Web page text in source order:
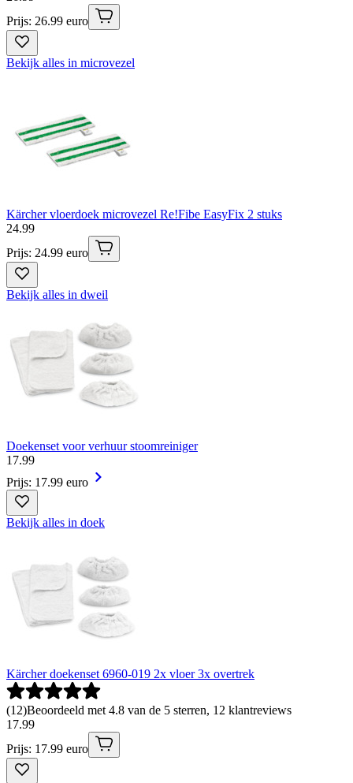
Prijs: 26.99 euro
Bekijk alles in microvezel
Kärcher vloerdoek microvezel Re!Fibe EasyFix 2 stuks
24.99
Prijs: 24.99 euro
Bekijk alles in dweil
Doekenset voor verhuur stoomreiniger
17.99
Prijs: 17.99 euro
Bekijk alles in doek
Kärcher doekenset 6960-019 2x vloer 3x overtrek
(12)Beoordeeld met 4.8 van de 5 sterren, 12 klantreviews
17.99
Prijs: 17.99 euro